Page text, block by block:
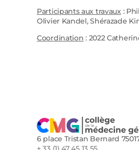
Participants aux travaux:
Olivier Kandel, Shérazade
Coordination : 2022
6 place Tristan Bernard